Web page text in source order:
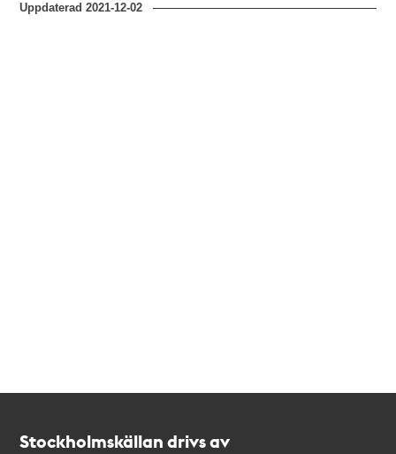
Uppdaterad2021-12-02
Stockholmskällan drivs av